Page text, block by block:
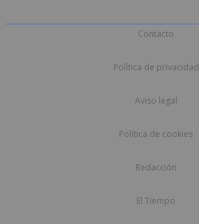
Contacto
Política de privacidad
Aviso legal
Política de cookies
Redacción
El Tiempo